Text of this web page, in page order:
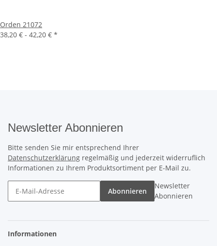
Orden 21072
38,20 € - 42,20 € *
Newsletter Abonnieren
Bitte senden Sie mir entsprechend Ihrer
Datenschutzerklärung regelmäßig und jederzeit widerruflich
Informationen zu Ihrem Produktsortiment per E-Mail zu.
Abonnieren
Newsletter
Abonnieren
Informationen